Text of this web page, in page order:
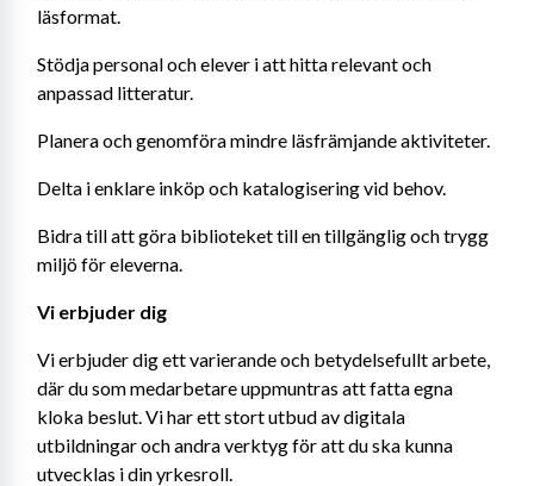
läsformat.
Stödja personal och elever i att hitta relevant och
anpassad litteratur.
Planera och genomföra mindre läsfrämjande aktiviteter.
Delta i enklare inköp och katalogisering vid behov.
Bidra till att göra biblioteket till en tillgänglig och trygg
miljö för eleverna.
Vi erbjuder dig
Vi erbjuder dig ett varierande och betydelsefullt arbete,
där du som medarbetare uppmuntras att fatta egna
kloka beslut. Vi har ett stort utbud av digitala
utbildningar och andra verktyg för att du ska kunna
utvecklas i din yrkesroll.